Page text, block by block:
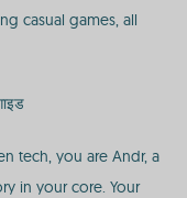
casual games, all
tech, you are Andr, a
in your core. Your